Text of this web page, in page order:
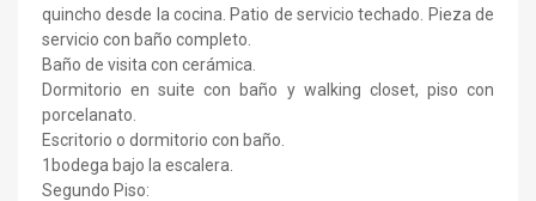
quincho desde la cocina. Patio de servicio techado. Pieza de
servicio con baño completo.
Baño de visita con cerámica.
Dormitorio en suite con baño y walking closet, piso con
porcelanato.
Escritorio o dormitorio con baño.
1bodega bajo la escalera.
Segundo Piso: